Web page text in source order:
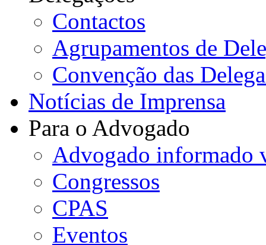
Contactos
Agrupamentos de
Convenção das
Notícias de Imprensa
Para o Advogado
Advogado informado
Congressos
CPAS
Eventos